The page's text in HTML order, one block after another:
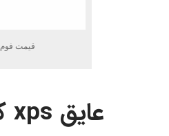
قیمت فوم xps کرج
عایق xps کرج